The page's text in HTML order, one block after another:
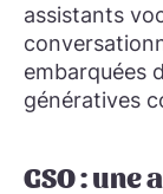
assistants
embarquées
génératives
GSO :